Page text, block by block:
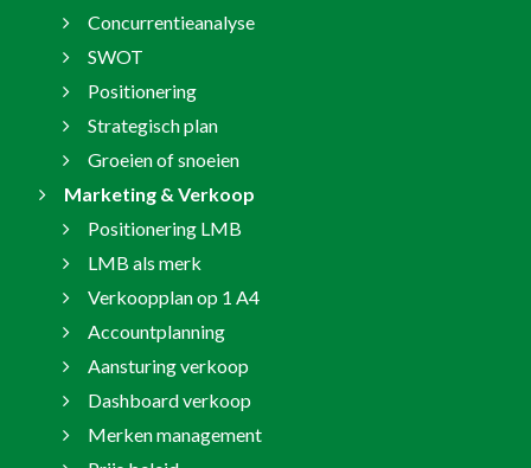
Concurrentieanalyse
SWOT
Positionering
Strategisch plan
Groeien of snoeien
Marketing & Verkoop
Positionering LMB
LMB als merk
Verkoopplan op 1 A4
Accountplanning
Aansturing verkoop
Dashboard verkoop
Merken management